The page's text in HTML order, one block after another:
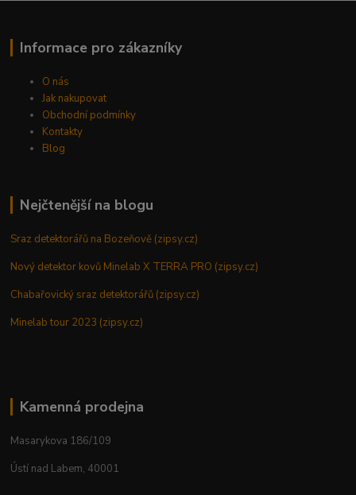
Informace pro zákazníky
O nás
Jak nakupovat
Obchodní podmínky
Kontakty
Blog
Nejčtenější na blogu
Sraz detektorářů na Bozeňově (zipsy.cz)
Nový detektor kovů Minelab X TERRA PRO (zipsy.cz)
Chabařovický sraz detektorářů (zipsy.cz)
Minelab tour 2023 (zipsy.cz)
Kamenná prodejna
Masarykova 186/109
Ústí nad Labem, 40001